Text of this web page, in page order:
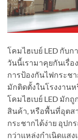
โคมไฮเบย์ LED กับ
วันนี้เรามาคุยกันเรื่
การป้องกันไฟกระช
มักติดตั้งในโรงงาน
โคมไฮเบย์ LED มัก
สินค้า, หรือพื้นที่อุตส
กระชากได้ง่าย อุปก
กว่าแหล่งกำเนิดแส